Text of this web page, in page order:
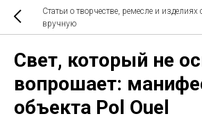
Статьи о творчестве, ремесле и изделиях
вручную
Свет, который не
вопрошает:
объекта Pol Ouel